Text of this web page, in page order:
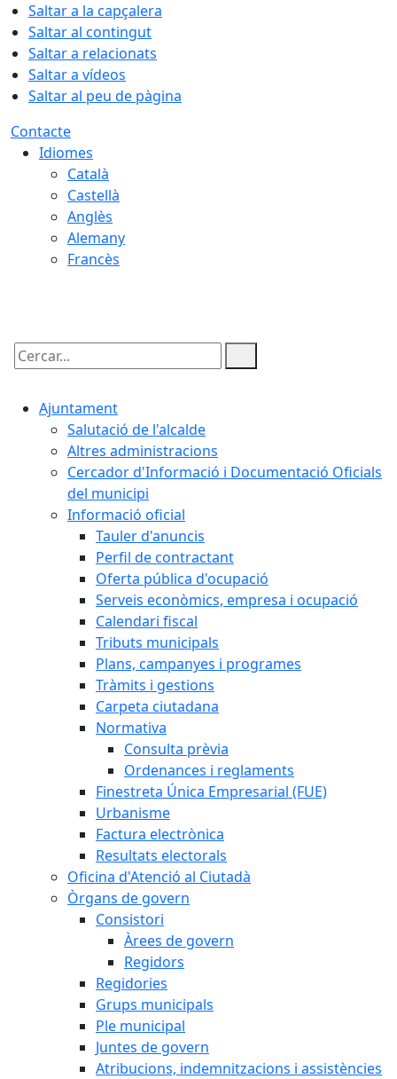
Saltar a la capçalera
Saltar al contingut
Saltar a relacionats
Saltar a vídeos
Saltar al peu de pàgina
Contacte
Idiomes
Català
Castellà
Anglès
Alemany
Francès
Cercar:
Ajuntament
Salutació de l'alcalde
Altres administracions
Cercador d'Informació i Documentació Oficials
del municipi
Informació oficial
Tauler d'anuncis
Perfil de contractant
Oferta pública d'ocupació
Serveis econòmics, empresa i ocupació
Calendari fiscal
Tributs municipals
Plans, campanyes i programes
Tràmits i gestions
Carpeta ciutadana
Normativa
Consulta prèvia
Ordenances i reglaments
Finestreta Única Empresarial (FUE)
Urbanisme
Factura electrònica
Resultats electorals
Oficina d'Atenció al Ciutadà
Òrgans de govern
Consistori
Àrees de govern
Regidors
Regidories
Grups municipals
Ple municipal
Juntes de govern
Atribucions, indemnitzacions i assistències